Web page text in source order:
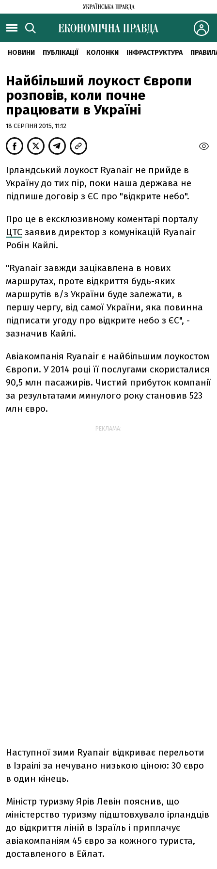
НОВИНИ ПУБЛІКАЦІЇ КОЛОНКИ ІНФРАСТРУКТУРА
Найбільший лоукост Європи
розповів, коли почне
працювати в Україні
18 СЕРПНЯ 2015, 11:12
Ірландський лоукост Ryanair не прийде в
Україну до тих пір, поки наша держава не
підпише договір з ЄС про "відкрите небо".
Про це в ексклюзивному коментарі порталу
ЦТС заявив директор з комунікацій Ryanair
Робін Кайлі.
"Ryanair завжди зацікавлена в нових
маршрутах, проте відкриття будь-яких
маршрутів в/з України буде залежати, в
першу чергу, від самої України, яка повинна
підписати угоду про відкрите небо з ЄС", -
зазначив Кайлі.
Авіакомпанія Ryanair є найбільшим лоукостом
Європи. У 2014 році її послугами скористалися
90,5 млн пасажирів. Чистий прибуток компанії
за результатами минулого року становив 523
млн євро.
РЕКЛАМА:
Наступної зими Ryanair відкриває перельоти
в Ізраілі за нечувано низькою ціною: 30 євро
в один кінець.
Міністр туризму Ярів Левін пояснив, що
міністерство туризму підштовхувало ірландців
до відкриття ліній в Ізраїль і приплачує
авіакомпаніям 45 євро за кожного туриста,
доставленого в Ейлат.